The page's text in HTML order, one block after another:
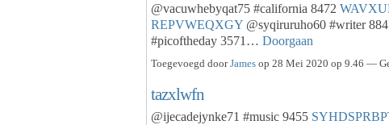
@vacuwhebyqat75 #california 8472
REPVWEQXGY @syqiruruho60 #writer
#picoftheday 3571… Doorgaan
Toegevoegd doorJames op 28 Mei 2020 op 9.46 —
tazxlwfn
@ijecadejynke71 #music 9455